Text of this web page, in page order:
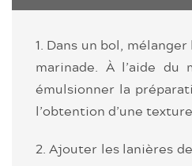
1. Dans un bol,
marinade. À l’aide du
émulsionner la
l’obtention d’une
2. Ajouter les lanières